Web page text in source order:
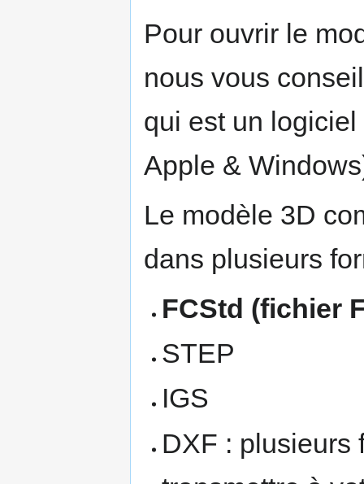
Pour ouvrir le
nous vous
qui est un
Apple &
Le modèle 3D
dans plusieurs
FCStd (fichier
STEP
IGS
DXF : plusieurs